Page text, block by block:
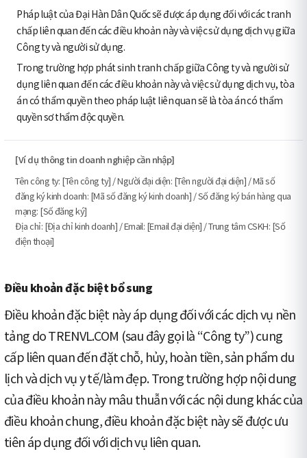
Pháp luật của Đại Hàn Dân Quốc sẽ được áp dụng đối với các tranh
chấp liên quan đến các điều khoản này và việc sử dụng dịch vụ giữa
Công ty và người sử dụng.
Trong trường hợp phát sinh tranh chấp giữa Công ty và người sử
dụng liên quan đến các điều khoản này và việc sử dụng dịch vụ, tòa
án có thẩm quyền theo pháp luật liên quan sẽ là tòa án có thẩm
quyền sơ thẩm độc quyền.
[Ví dụ thông tin doanh nghiệp cần nhập]
Tên công ty: [Tên công ty] / Người đại diện: [Tên người đại diện] / Mã số
đăng ký kinh doanh: [Mã số đăng ký kinh doanh] / Số đăng ký bán hàng qua
mạng: [Số đăng ký]
Địa chỉ: [Địa chỉ kinh doanh] / Email: [Email đại diện] / Trung tâm CSKH: [Số
điện thoại]
Điều khoản đặc biệt bổ sung
Điều khoản đặc biệt này áp dụng đối với các dịch vụ nền
tảng do TRENVL.COM (sau đây gọi là “Công ty”) cung
cấp liên quan đến đặt chỗ, hủy, hoàn tiền, sản phẩm du
lịch và dịch vụ y tế/làm đẹp. Trong trường hợp nội dung
của điều khoản này mâu thuẫn với các nội dung khác của
điều khoản chung, điều khoản đặc biệt này sẽ được ưu
tiên áp dụng đối với dịch vụ liên quan.